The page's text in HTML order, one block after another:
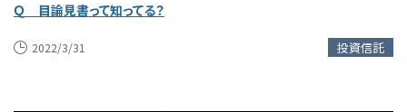
Ｑ 目論見書って知ってる？
2022/3/31 投資信託